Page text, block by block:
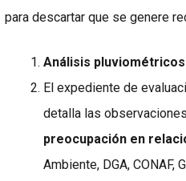
para descartar que se genere
Análisis
El expediente de
detalla las
preocupación en
Ambiente, DGA,